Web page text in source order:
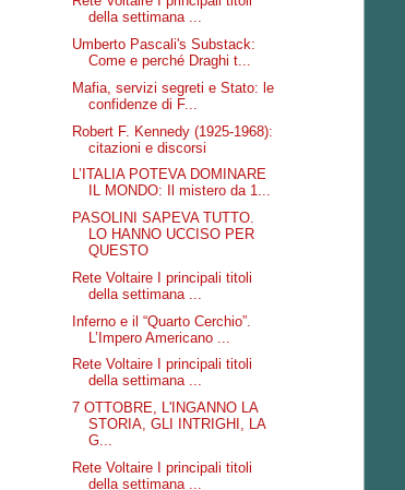
della settimana ...
Umberto Pascali's Substack:
Come e perché Draghi t...
Mafia, servizi segreti e Stato: le
confidenze di F...
Robert F. Kennedy (1925-1968):
citazioni e discorsi
L’ITALIA POTEVA DOMINARE
IL MONDO: Il mistero da 1...
PASOLINI SAPEVA TUTTO.
LO HANNO UCCISO PER
QUESTO
Rete Voltaire I principali titoli
della settimana ...
Inferno e il “Quarto Cerchio”.
L’Impero Americano ...
Rete Voltaire I principali titoli
della settimana ...
7 OTTOBRE, L'INGANNO LA
STORIA, GLI INTRIGHI, LA
G...
Rete Voltaire I principali titoli
della settimana ...